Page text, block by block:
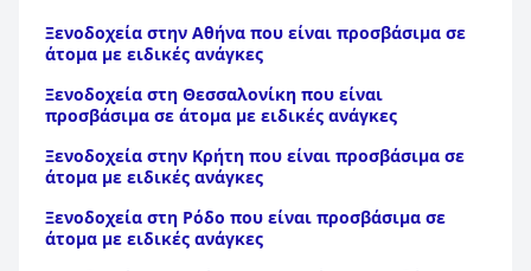
Ξενοδοχεία στην Αθήνα που είναι προσβάσιμα σε
άτομα με ειδικές ανάγκες
Ξενοδοχεία στη Θεσσαλονίκη που είναι
προσβάσιμα σε άτομα με ειδικές ανάγκες
Ξενοδοχεία στην Κρήτη που είναι προσβάσιμα σε
άτομα με ειδικές ανάγκες
Ξενοδοχεία στη Ρόδο που είναι προσβάσιμα σε
άτομα με ειδικές ανάγκες